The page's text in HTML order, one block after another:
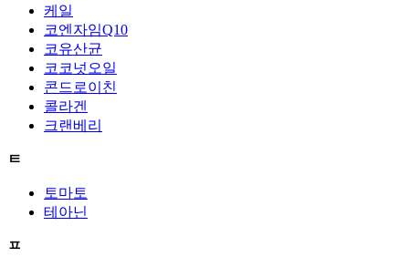
케일
코엔자임Q10
코유산균
코코넛오일
콘드로이친
콜라겐
크랜베리
ㅌ
토마토
테아닌
ㅍ